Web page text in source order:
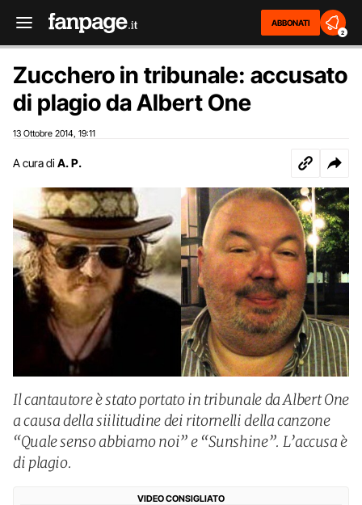
ABBONATI
2
Zucchero in tribunale: accusato
di plagio da Albert One
13 Ottobre 2014 19:11
A cura di A. P.
Il cantautore è stato portato in tribunale da Albert One
a causa della siilitudine dei ritornelli della canzone
“Quale senso abbiamo noi” e “Sunshine”. L’accusa è
di plagio.
VIDEO CONSIGLIATO